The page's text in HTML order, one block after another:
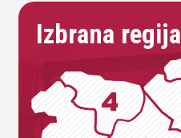
Izbrana regija